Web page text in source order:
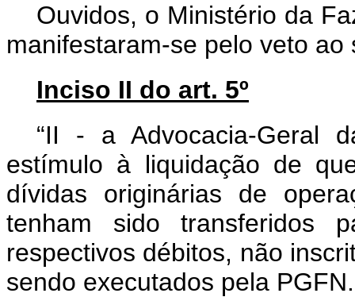
Ouvidos, o Ministério da
manifestaram-se pelo veto ao
Inciso II do art. 5º
“II - a Advocacia-Geral
estímulo à liquidação de
dívidas originárias de
tenham sido transferidos
respectivos débitos, não
sendo executados pela